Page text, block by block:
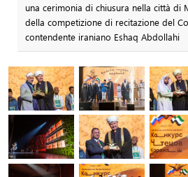
una cerimonia di chiusura nella città di
della competizione di recitazione del
contendente iraniano Eshaq Abdollahi